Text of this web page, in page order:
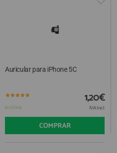
Auricular para iPhone 5C
En STOCK
1,20€
IVA Incl.
COMPRAR